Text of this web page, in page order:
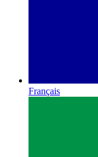
Français